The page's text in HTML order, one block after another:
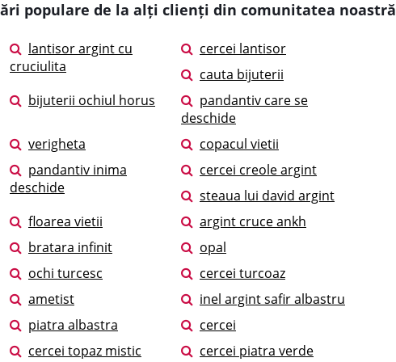
populare de la alți clienți din comunitatea noastră
lantisor argint cu
cruciulita
cercei lantisor
cauta bijuterii
bijuterii ochiul horus
pandantiv care se
deschide
verigheta
copacul vietii
pandantiv inima
deschide
cercei creole argint
steaua lui david argint
floarea vietii
argint cruce ankh
bratara infinit
opal
ochi turcesc
cercei turcoaz
ametist
inel argint safir albastru
piatra albastra
cercei
cercei topaz mistic
cercei piatra verde